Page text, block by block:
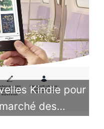
Kindle pour
des…